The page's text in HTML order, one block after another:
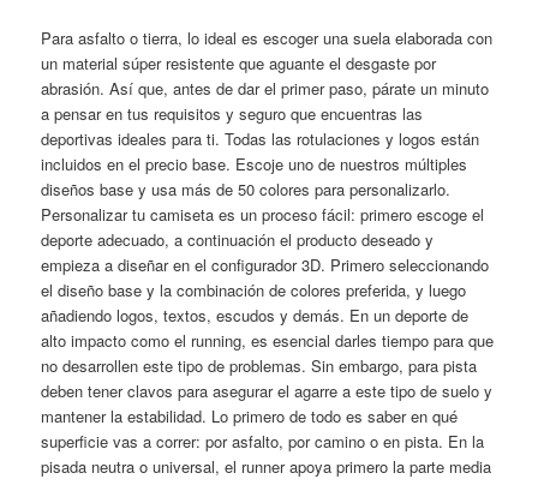
Para asfalto o tierra, lo ideal es escoger una suela elaborada con
un material súper resistente que aguante el desgaste por
abrasión. Así que, antes de dar el primer paso, párate un minuto
a pensar en tus requisitos y seguro que encuentras las
deportivas ideales para ti. Todas las rotulaciones y logos están
incluidos en el precio base. Escoje uno de nuestros múltiples
diseños base y usa más de 50 colores para personalizarlo.
Personalizar tu camiseta es un proceso fácil: primero escoge el
deporte adecuado, a continuación el producto deseado y
empieza a diseñar en el configurador 3D. Primero seleccionando
el diseño base y la combinación de colores preferida, y luego
añadiendo logos, textos, escudos y demás. En un deporte de
alto impacto como el running, es esencial darles tiempo para que
no desarrollen este tipo de problemas. Sin embargo, para pista
deben tener clavos para asegurar el agarre a este tipo de suelo y
mantener la estabilidad. Lo primero de todo es saber en qué
superficie vas a correr: por asfalto, por camino o en pista. En la
pisada neutra o universal, el runner apoya primero la parte media